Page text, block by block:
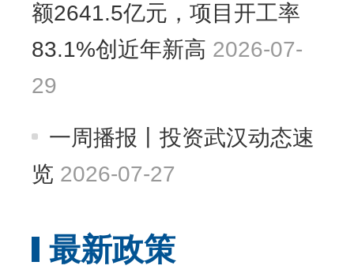
额2641.5亿元，项目开工率
83.1%创近年新高 2026-07-
29
一周播报丨投资武汉动态速
览 2026-07-27
最新政策